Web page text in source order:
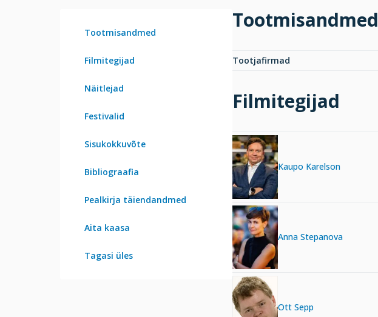
Tootmisandmed
Filmitegijad
Näitlejad
Festivalid
Sisukokkuvõte
Bibliograafia
Pealkirja täiendandmed
Aita kaasa
Tagasi üles
Tootmisandmed
Tootjafirmad
Filmitegijad
Kaupo Karelson
Anna Stepanova
Ott Sepp